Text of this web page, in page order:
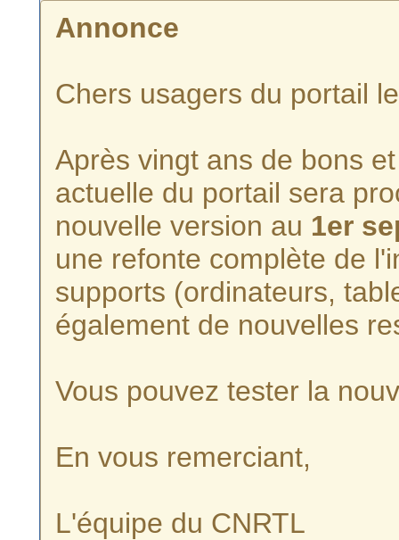
Annonce
Chers usagers du portail
Après vingt ans de bons
actuelle du portail sera
nouvelle version au 1er
une refonte complète de
supports (ordinateurs,
également de nouvelles
Vous pouvez tester la
En vous remerciant,
L'équipe du CNRTL